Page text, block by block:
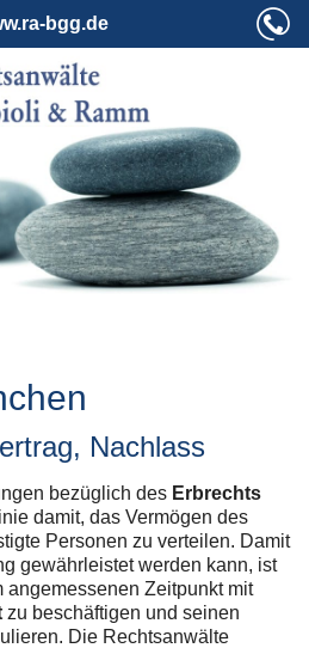
bgg.de
Nachlass
bezüglich des Erbrechts
damit, das Vermögen des
Personen zu verteilen. Damit
gewährleistet werden kann, ist
angemessenen Zeitpunkt mit
zu beschäftigen und seinen
Die Rechtsanwälte